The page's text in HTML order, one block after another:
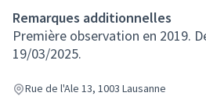
Remarques additionnelles
Première observation en 2019.
19/03/2025.
Rue de l'Ale 13, 1003 Lausanne